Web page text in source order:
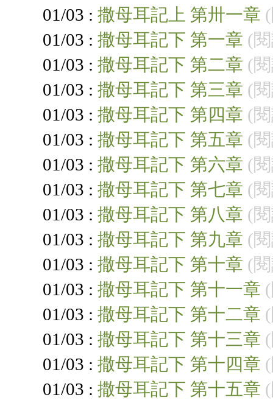
01/03 : 撒母耳記上 第卅一章
01/03 : 撒母耳記下 第一章 (
01/03 : 撒母耳記下 第二章 (
01/03 : 撒母耳記下 第三章 (
01/03 : 撒母耳記下 第四章 (
01/03 : 撒母耳記下 第五章 (
01/03 : 撒母耳記下 第六章 (
01/03 : 撒母耳記下 第七章 (
01/03 : 撒母耳記下 第八章 (
01/03 : 撒母耳記下 第九章 (
01/03 : 撒母耳記下 第十章 (
01/03 : 撒母耳記下 第十一章
01/03 : 撒母耳記下 第十二章
01/03 : 撒母耳記下 第十三章
01/03 : 撒母耳記下 第十四章
01/03 : 撒母耳記下 第十五章